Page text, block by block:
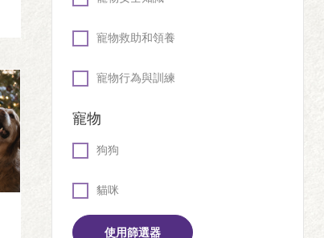
寵物救助和領養
寵物行為與訓練
寵物
狗狗
貓咪